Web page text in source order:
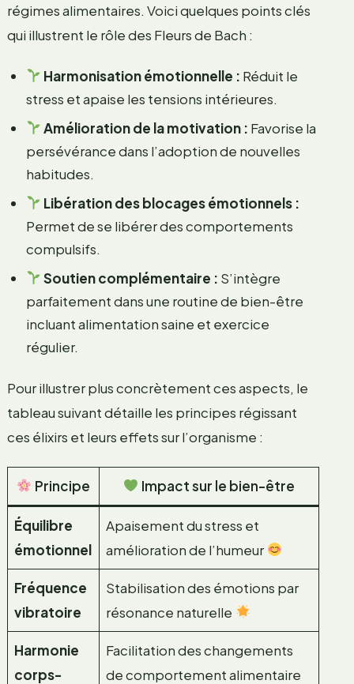
régimes alimentaires. Voici quelques points clés
qui illustrent le rôle des Fleurs de Bach :
Harmonisation émotionnelle : Réduit le
stress et apaise les tensions intérieures.
Amélioration de la motivation : Favorise la
persévérance dans l’adoption de nouvelles
habitudes.
Libération des blocages émotionnels :
Permet de se libérer des comportements
compulsifs.
Soutien complémentaire : S’intègre
parfaitement dans une routine de bien-être
incluant alimentation saine et exercice
régulier.
Pour illustrer plus concrètement ces aspects, le
tableau suivant détaille les principes régissant
ces élixirs et leurs effets sur l’organisme :
Principe Impact sur le bien-être
Équilibre
émotionnel
Apaisement du stress et
amélioration de l’humeur
Fréquence
vibratoire
Stabilisation des émotions par
résonance naturelle
Harmonie
corps-
Facilitation des changements
de comportement alimentaire